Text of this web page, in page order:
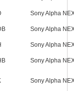
Sony Alpha
Sony Alpha
Sony Alpha
Sony Alpha
Sony Alpha